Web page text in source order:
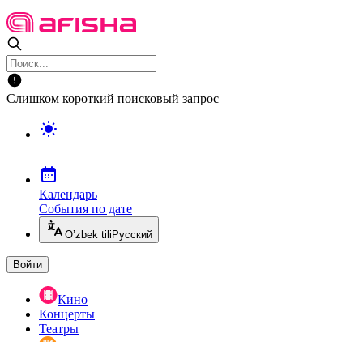
Слишком короткий поисковый запрос
Календарь
События по дате
O’zbek tili Русский
Войти
Кино
Концерты
Театры